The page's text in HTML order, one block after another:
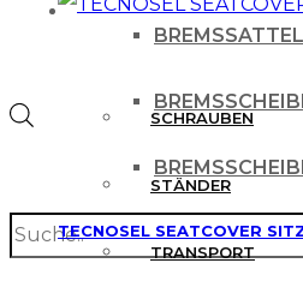
BREMSSATTEL
Products
search
WERKZEUG & ZUBEHÖR
SCHRAUBEN
STÄNDER
TRANSPORT
TECNOSEL SEATCOVER